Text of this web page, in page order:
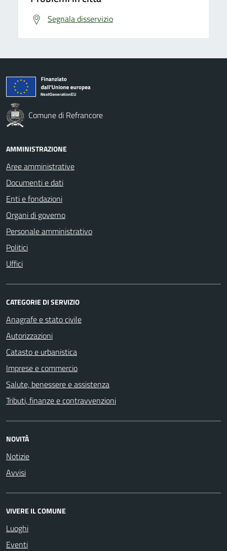
Segnala disservizio
Comune di Refrancore
AMMINISTRAZIONE
Aree amministrative
Documenti e dati
Enti e fondazioni
Organi di governo
Personale amministrativo
Politici
Uffici
CATEGORIE DI SERVIZIO
Anagrafe e stato civile
Autorizzazioni
Catasto e urbanistica
Imprese e commercio
Salute, benessere e assistenza
Tributi, finanze e contravvenzioni
NOVITÀ
Notizie
Avvisi
VIVERE IL COMUNE
Luoghi
Eventi